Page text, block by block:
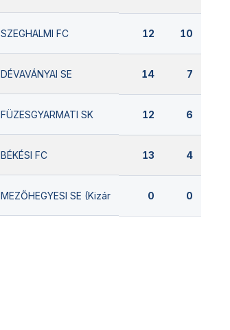
SZEGHALMI FC 12 10
DÉVAVÁNYAI SE 14 7
FÜZESGYARMATI SK 12 6
BÉKÉSI FC 13 4
MEZŐHEGYESI SE (Kizárva) 0 0